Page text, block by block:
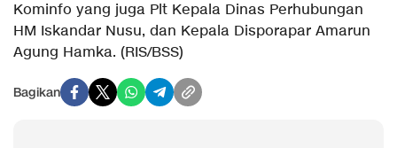
Kominfo yang juga Plt Kepala Dinas Perhubungan
HM Iskandar Nusu, dan Kepala Disporapar Amarun
Agung Hamka. (RIS/BSS)
Bagikan